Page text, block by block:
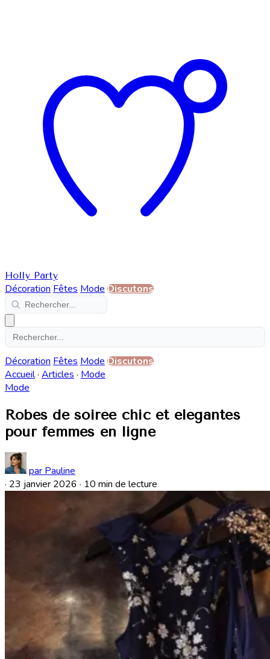
Holly Party
Décoration Fêtes Mode Discutons
Décoration Fêtes Mode Discutons
Accueil· Articles · Mode
Mode
Robes de soirée chic et élégantes
pour femmes en ligne
par Pauline
· 23 janvier 2026 · 10 min de lecture